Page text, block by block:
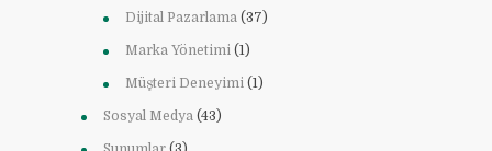
Dijital Pazarlama (37)
Marka Yönetimi (1)
Müşteri Deneyimi (1)
Sosyal Medya (43)